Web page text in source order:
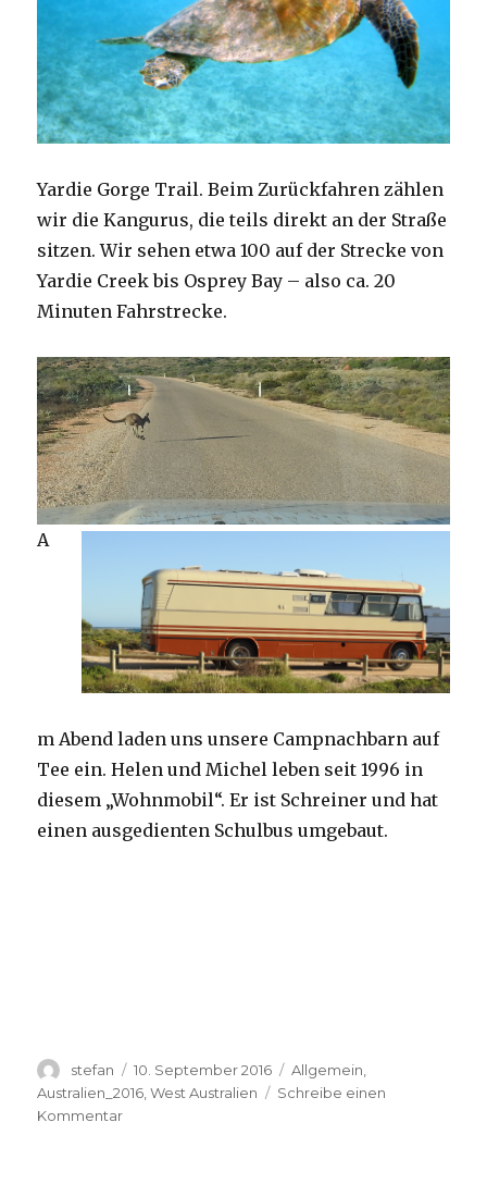
Yardie Gorge Trail. Beim Zurückfahren zählen
wir die Kangurus, die teils direkt an der Straße
sitzen. Wir sehen etwa 100 auf der Strecke von
Yardie Creek bis Osprey Bay – also ca. 20
Minuten Fahrstrecke.
A
m Abend laden uns unsere Campnachbarn auf
Tee ein. Helen und Michel leben seit 1996 in
diesem „Wohnmobil“. Er ist Schreiner und hat
einen ausgedienten Schulbus umgebaut.
Autor
stefan
Veröffentlicht
am
10. September 2016 Kategorien
Allgemein
Australien_2016 ,West Australien
Schreibe einen
Kommentarzu